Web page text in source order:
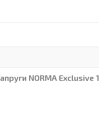
NORMA